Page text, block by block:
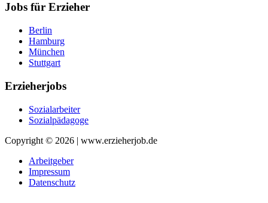
Jobs für Erzieher
Berlin
Hamburg
München
Stuttgart
Erzieherjobs
Sozialarbeiter
Sozialpädagoge
Copyright © 2026 | www.erzieherjob.de
Arbeitgeber
Impressum
Datenschutz